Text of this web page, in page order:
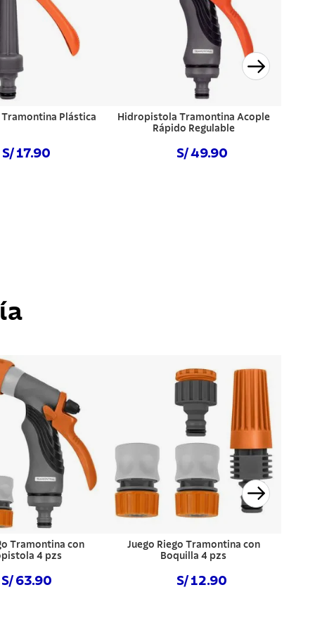
Plástica
S/ 17.90
Hidropistola Tramontina Acople
Rápido Regulable
S/ 49.90
Tramontina con
4 pzs
S/ 63.90
Juego Riego Tramontina con
Boquilla 4 pzs
S/ 12.90